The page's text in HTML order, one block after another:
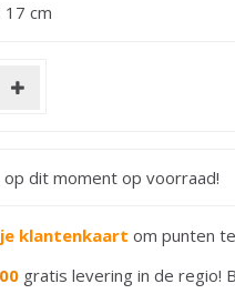
cm
op dit moment op voorraad!
klantenkaart om punten
gratis levering in de regio!